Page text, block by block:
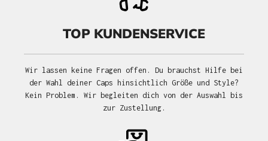
TOP KUNDENSERVICE
Wir lassen keine Fragen offen. Du brauchst Hilfe bei
der Wahl deiner Caps hinsichtlich Größe und Style?
Kein Problem. Wir begleiten dich von der Auswahl bis
zur Zustellung.